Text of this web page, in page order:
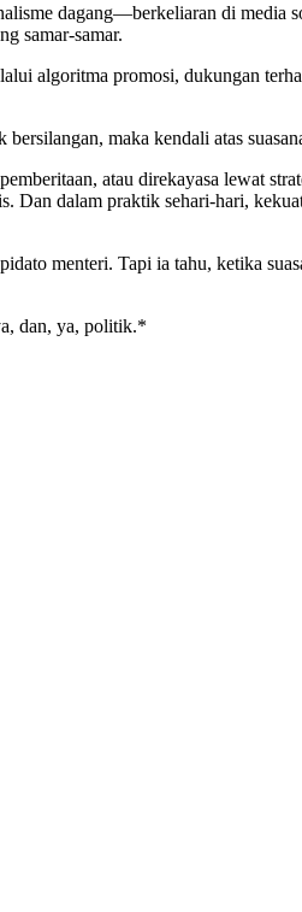
dagang—berkeliaran di media
samar-samar.
algoritma promosi, dukungan
maka kendali atas
atau direkayasa lewat
Dan dalam praktik sehari-hari,
menteri. Tapi ia tahu, ketika
dan, ya, politik.*